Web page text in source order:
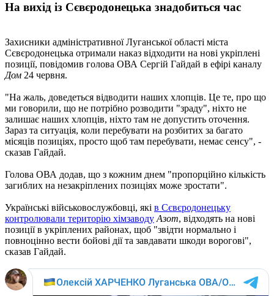
На вихід із Сєвєродонецька знадобиться час
Захисники адміністративної Луганської області міста
Сєвєродонецька отримали наказ відходити на нові укріплені
позиції, повідомив голова ОВА Сергій Гайдай в ефірі каналу
Дом 24 червня.
"На жаль, доведеться відводити наших хлопців. Це те, про що
ми говорили, що не потрібно розводити "зраду", ніхто не
залишає наших хлопців, ніхто там не допустить оточення.
Зараз та ситуація, коли перебувати на розбитих за багато
місяців позиціях, просто щоб там перебувати, немає сенсу", -
сказав Гайдай.
Голова ОВА додав, що з кожним днем ​​"пропорційно кількість
загиблих на незакріплених позиціях може зростати".
Українські військовослужбовці, які в Сєвєродонецьку
контролювали територію хімзаводу Азот, відходять на нові
позиції в укріплених районах, щоб "звідти нормально і
повноцінно вести бойові дії та завдавати шкоди ворогові",
сказав Гайдай.